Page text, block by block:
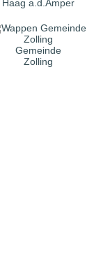
Haag a.d.Amper
Gemeinde
Zolling